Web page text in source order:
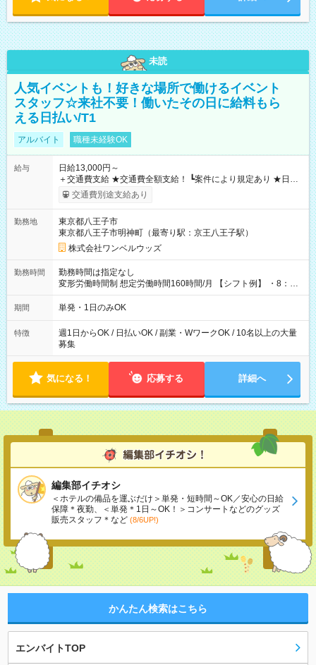
未読
人気イベントも！好きな場所で働けるイベント
スタッフ☆来社不要！働いたその日に給料もら
える日払い/T1
アルバイト 職種未経験OK
給与
日給13,000円～
＋交通費支給 ★交通費全額支給！ ┗案件により規定あり ★日払
いOK！（規定あり） ┗働いたその日に現金GET♪ お仕事後はコ
ンビニATMから 日払い分を引き落とせます！ 【試用期間】試
交通費別途支給あり
勤務地
東京都八王子市
東京都八王子市明神町（最寄り駅：京王八王子駅）
株式会社ワンベルウッズ
勤務時間
勤務時間は指定なし
変形労働時間制 想定労働時間160時間/月 【シフト例】 ・8：00
～21：00
期間 単発・1日のみOK
特徴
週1日からOK / 日払いOK / 副業・WワークOK / 10名以上の大量
募集
気になる！ 応募する 詳細へ
編集部イチオシ
＜ホテルの備品を運ぶだけ＞単発・短時間～OK／安心の日給
保障＊夜勤、＜単発＊1日～OK！＞コンサートなどのグッズ
販売スタッフ＊など (8/6UP!)
かんたん検索はこちら
エンバイトTOP